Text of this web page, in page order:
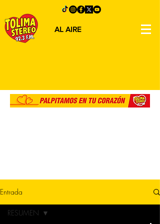
AL AIRE
Entrada
RESUMEN